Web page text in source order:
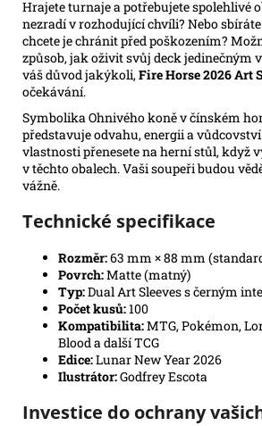
Hrajete turnaje a potřebujete spolehlivé
nezradí v rozhodující chvíli? Nebo
chcete je chránit před poškozením?
způsob, jak oživit svůj deck jedinečným
váš důvod jakýkoli,Fire Horse 2026 Art
očekávání.
Symbolika Ohnivého koně v čínském
představuje odvahu, energii a
vlastnosti přenesete na herní stůl, když
v těchto obalech. Vaši soupeři budou
vážně.
Technické specifikace
Rozměr:63 mm × 88 mm
Povrch:Matte (matný)
Typ:Dual Art Sleeves s černým
Počet kusů:100
Kompatibilita:MTG, Pokémon,
Blood a další TCG
Edice:Lunar New Year 2026
Ilustrátor:Godfrey Escota
Investice do ochrany